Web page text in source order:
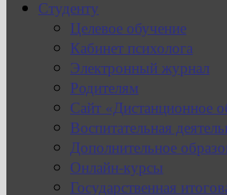
Студенту
Целевое обучение
Кабинет психолога
Электронный журнал
Родителям
Сайт «Дистанционное
Воспитательная
Дополнительное
Онлайн-курсы
Государственная